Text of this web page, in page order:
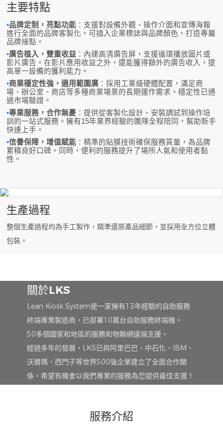
主要特點
•品牌定制，亮點功能 ：支援對設備外觀、操作介面和宣傳海報
進行全面的品牌客製化。可插入企業標誌與品牌顏色，打造專屬
品牌接點。
•廣告植入，雙重收益 ：內建高清廣告屏，支援循環播放圖片或
影片廣告。在影片應用收益之外，還能獲得額外的廣告收入，提
高單一設備的獲利能力。
•商業穩定性強，適用範圍廣 ：採用工業級硬體配置，滿足商
場、辦公室、商店等多種商業場景的長期運作需求。穩定性已通
過市場驗證。
•專業服務，合作無憂 ：提供從客製化設計、安裝調試到操作培
訓的一站式服務。擁有15年業界經驗的團隊全程陪同，幫助新手
快速上手。
•信譽保障，增值賦能 ：精準的貼膜技術確保服務質量，為品牌
累積良好口碑。同時，便利的服務提升了場所人氣和使用者黏
性。
生產過程
整個生產過程均為手工製作，精準還原產品細節，並採用全方位立體
包裝。
關於LKS
Lean Kiosk System是一家擁有13年經驗的自助服務
終端專業製造商，已部署10萬台自助服務終端機。
50多個國家和地區的服務和物聯網遠端支援。
經過多年的發展，LKS已與阿里巴巴、中石化、IBM、
沃爾瑪、西門子等世界500強企業建立了全面合作關
係。希望有機會以我們專業的服務為您提供最佳支援！
服務介紹